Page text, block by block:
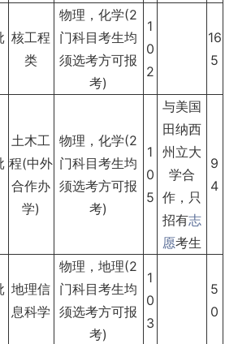
核工程
类
物理，化学(2
门科目考生均
须选考方可报
考)
1
0
2
16
5
土木工
程(中外
合作办
学)
物理，化学(2
门科目考生均
须选考方可报
考)
1
0
5
与美国
田纳西
州立大
学合
作，只
招有志
愿考生
9
4
地理信
息科学
物理，地理(2
门科目考生均
须选考方可报
考)
1
0
3
5
0